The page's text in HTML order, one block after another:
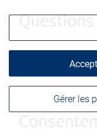
Gérer les